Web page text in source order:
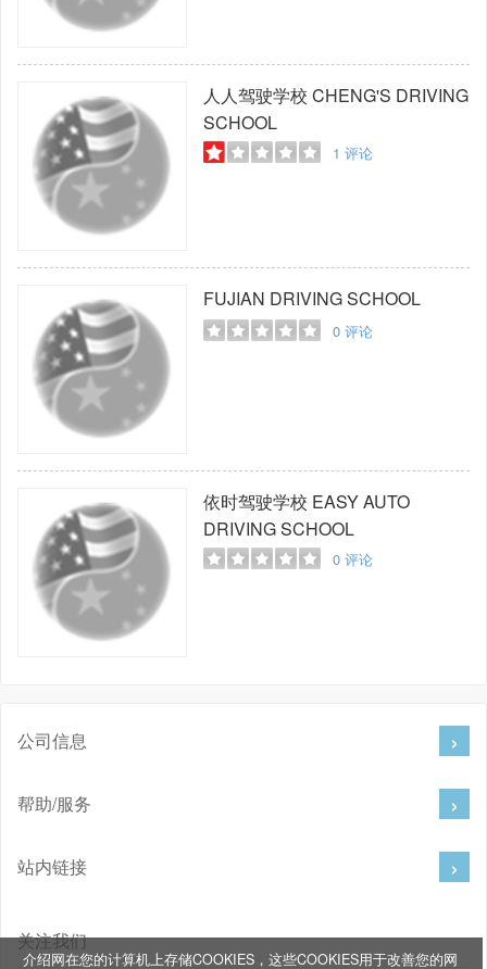
人人驾驶学校 CHENG'S DRIVING
SCHOOL
1 评论
FUJIAN DRIVING SCHOOL
0评论
依时驾驶学校 EASY AUTO
DRIVING SCHOOL
0评论
介绍网在您的计算机上存储COOKIES，这些COOKIES用于改善您的网
公司信息
帮助/服务
站内链接
关注我们